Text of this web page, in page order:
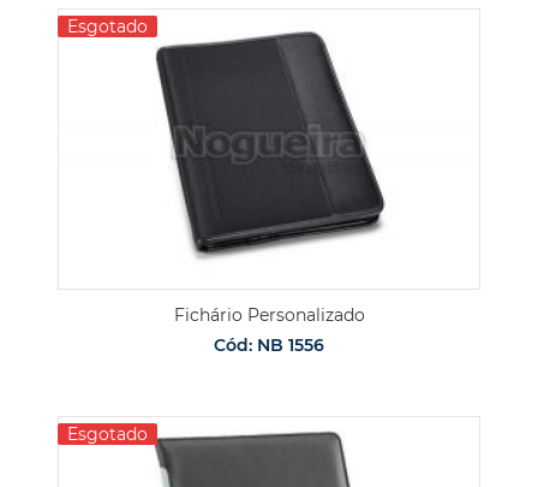
Esgotado
Fichário Personalizado
Cód: NB 1556
Esgotado